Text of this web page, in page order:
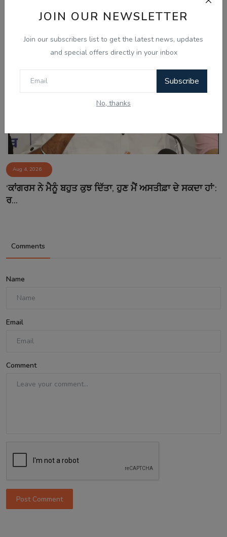
JOIN OUR NEWSLETTER
Join our subscribers list to get the latest news, updates
and special offers directly in your inbox
Subscribe
No, thanks
ਪੰਜਾਬ ਵਿੱਚ ਸਫ਼ਾਈ ਸੇਵਕਾਂ ਅਤੇ ਸੀਵਰਮੈਨਾਂ ਦੀ ਹੜਤਾਲ ਖ਼ਤਮ,
ਸਰਕਾਰ ਨਾਲ ਸ...
Aug 4, 2026
‘ਕਾਂਗਰਸ ਨੇ ਮੈਨੂੰ ਬਹੁਤ ਕੁਝ ਦਿੱਤਾ, ਹੁਣ ਮੈਂ ਅਸਤੀਫ਼ਾ ਦੇ ਸਕਦਾ ਹਾਂ’:
ਰ...
Comments
Name
Email
Comment
Post Comment